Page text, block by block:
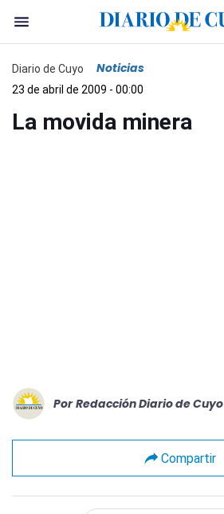
Diario de Cuyo Noticias
23 de abril de 2009 - 00:00
La movida minera
Por Redacción Diario de Cuyo
Compartir